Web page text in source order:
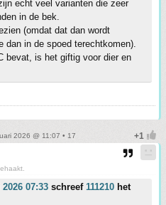
echt veel varianten die zeer
in de bek.
(omdat dat dan wordt
dan in de spoed terechtkomen).
bevat, is het giftig voor dier en
2026 @ 11:07 • 17
07:33 schreef 111210 het